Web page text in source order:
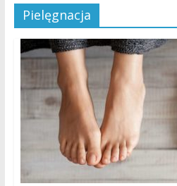
Pielęgnacja